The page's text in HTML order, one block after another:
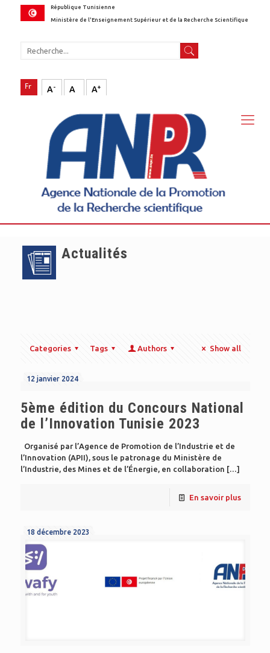
République Tunisienne
Ministère de l'Enseignement Supérieur et de la Recherche Scientifique
A- A A+
Actualités
Categories Tags Authors Show all
12 janvier 2024
5ème édition du Concours National
de l’Innovation Tunisie 2023
Organisé par l’Agence de Promotion de l’Industrie et de
l’Innovation (APII), sous le patronage du Ministère de
l’Industrie, des Mines et de l’Énergie, en collaboration […]
En savoir plus
18 décembre 2023